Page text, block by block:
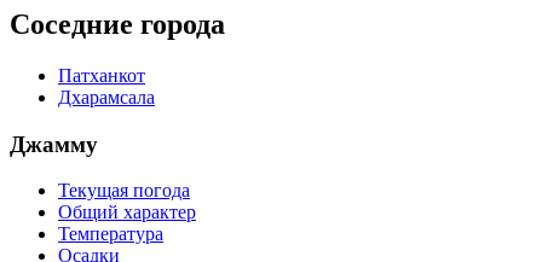
Соседние города
Патханкот
Дхарамсала
Джамму
Текущая погода
Общий характер
Температура
Осадки